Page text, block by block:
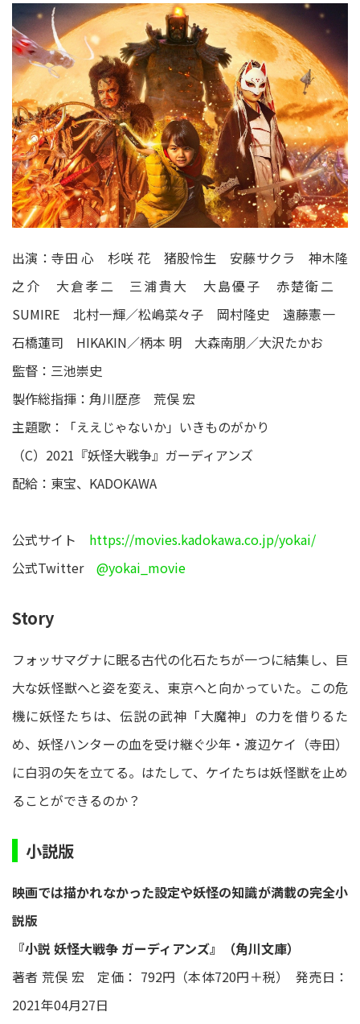
出演：寺田 心 杉咲 花 猪股怜生 安藤サクラ 神木隆
之介 大倉孝二 三浦貴大 大島優子 赤楚衛二
SUMIRE 北村一輝／松嶋菜々子 岡村隆史 遠藤憲一
石橋蓮司 HIKAKIN／柄本 明 大森南朋／大沢たかお
監督：三池崇史
製作総指揮：角川歴彦 荒俣 宏
主題歌：「ええじゃないか」いきものがかり
（C）2021『妖怪大戦争』ガーディアンズ
配給：東宝、KADOKAWA
公式サイト https://movies.kadokawa.co.jp/yokai/
公式Twitter @yokai_movie
Story
フォッサマグナに眠る古代の化石たちが一つに結集し、巨
大な妖怪獣へと姿を変え、東京へと向かっていた。この危
機に妖怪たちは、伝説の武神「大魔神」の力を借りるた
め、妖怪ハンターの血を受け継ぐ少年・渡辺ケイ（寺田）
に白羽の矢を立てる。はたして、ケイたちは妖怪獣を止め
ることができるのか？
小説版
映画では描かれなかった設定や妖怪の知識が満載の完全小
説版
『小説 妖怪大戦争 ガーディアンズ』（角川文庫）
著者 荒俣 宏 定価： 792円（本体720円＋税） 発売日：
2021年04月27日